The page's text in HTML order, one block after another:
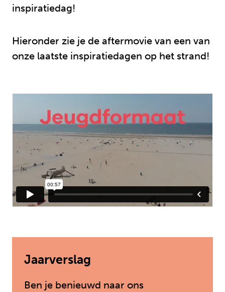
inspiratiedag!
Hieronder zie je de aftermovie van een van
onze laatste inspiratiedagen op het strand!
Jaarverslag
Ben je benieuwd naar ons